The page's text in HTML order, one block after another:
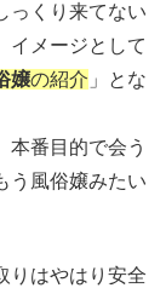
っくり来てない
イメージとして
嬢の紹介 」とな
本番目的で会う
う風俗嬢みたい
りはやはり安全